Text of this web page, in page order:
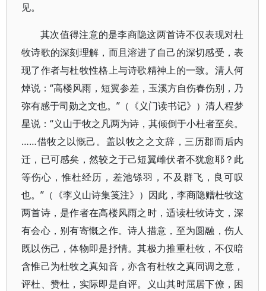
见。
其次值得注意的是李商隐这两首诗不仅表现对杜
牧诗歌的深刻理解，而且溶进了自己的深切感受，表
现了作者与杜牧性格上与诗歌精神上的一致。清人何
焯说：“高楼风雨，短翼参差，玉溪方自伤春伤别，乃
弥有感于司勋之文也。”（《义门读书记》）清人程梦
星说：“义山于牧之凡两为诗，其倾倒于小杜者至矣。
……借牧之以慨己。盖以牧之之文辞，三历郡而后内
迁，已可感矣，然较之于己短翼雌伏者不犹愈耶？此
等伤心，惟杜经历，差池铩羽，不及群飞，良可叹
也。”（《李义山诗集笺注》）因此，李商隐赠杜牧这
两首诗，是作者在高楼风雨之时，适读杜牧诗文，深
有会心，别有寄慨之作。诗人措意，至为圆融，伤人
既以伤己，体物即是抒情。其极力推重杜牧，不仅暗
含惟己为杜牧之真知音，亦含有杜牧之真同调之意，
评杜、赞杜，实际即是自评。义山其时屈居下僚，困